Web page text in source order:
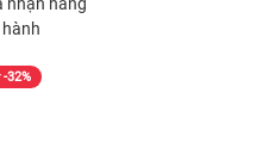
-32%